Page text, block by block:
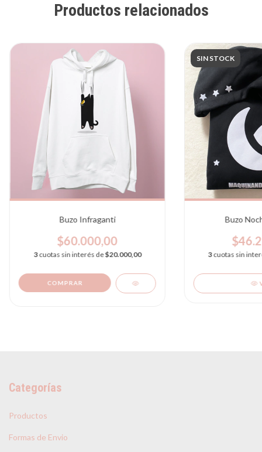
Productos relacionados
Buzo Infraganti
$60.000,00
3cuotas sin interés de$20.000,00
COMPRAR
SIN STOCK
Buzo
3cuotas sin
Categorías
Productos
Formas de Envio